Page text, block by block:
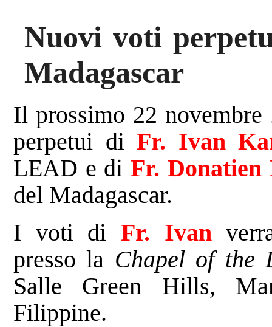
Nuovi voti
Madagascar
Il prossimo 22
perpetui di Fr. Ivan
LEAD e diFr. Donatien
del Madagascar.
I voti di Fr. Ivan
presso la Chapel of the
Salle Green Hills,
Filippine.